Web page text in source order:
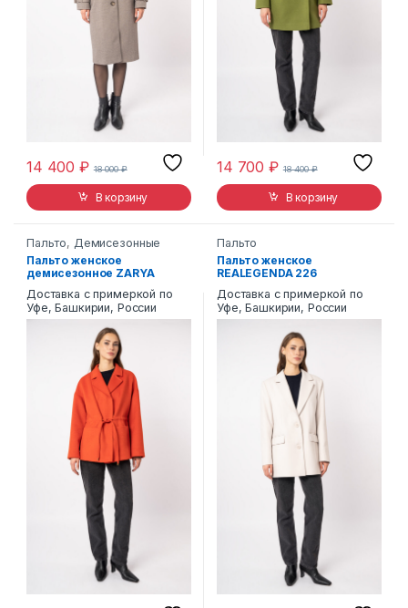
14 400₽ 18 000₽
В корзину
14 700₽ 18 400₽
В корзину
Пальто, Демисезонные
Пальто женское
демисезонное ZARYA
Доставка с примеркой по
Уфе, Башкирии, России
Пальто
Пальто женское
REALEGENDA 226
Доставка с примеркой по
Уфе, Башкирии, России